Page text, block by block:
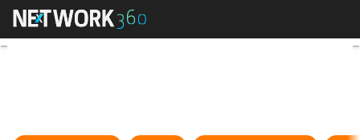
Ayesa Digital prevé duplicar su